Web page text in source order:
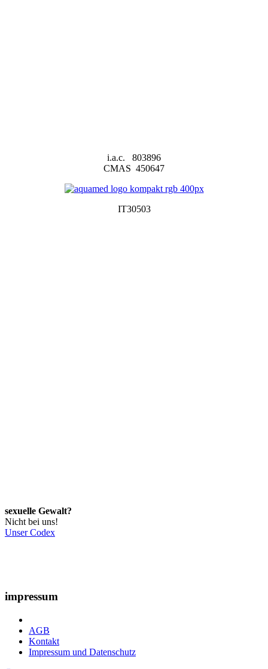
i.a.c. 803896
CMAS 450647
IT30503
sexuelle Gewalt?
Nicht bei uns!
Unser Codex
impressum
AGB
Kontakt
Impressum und Datenschutz